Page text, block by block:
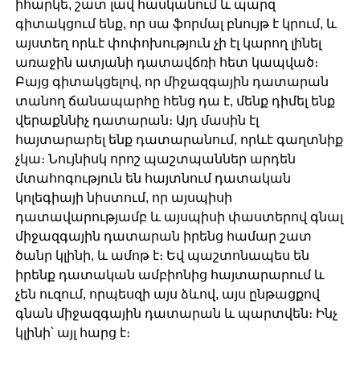
իհարկե, շատ լավ հասկանում և պարզ
գիտակցում ենք, որ սա ֆորմալ բնույթ է կրում, և
այստեղ որևէ փոփոխություն չի էլ կարող լինել
առաջին ատյանի դատավճռի հետ կապված։
Բայց գիտակցելով, որ միջազգային դատարան
տանող ճանապարհը հենց դա է, մենք դիմել ենք
վերաքննիչ դատարան։ Այդ մասին էլ
հայտարարել ենք դատարանում, որևէ գաղտնիք
չկա։ Նույնիսկ որոշ պաշտպաններ արդեն
մտահոգություն են հայտնում դատական
կոլեգիայի նիստում, որ այսպիսի
դատավարությամբ և այսպիսի փաստերով գնալ
միջազգային դատարան իրենց համար շատ
ծանր կլինի, և ամոթ է։ Եվ պաշտոնապես են
իրենք դատական ամբիոնից հայտարարում և
չեն ուզում, որպեսզի այս ձևով, այս ընթացքով
գնան միջազգային դատարան և պարտվեն։ Ինչ
կլինի՝ այլ հարց է։